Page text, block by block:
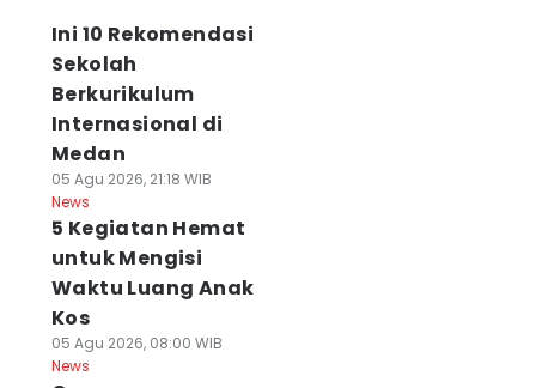
Ini 10 Rekomendasi
Sekolah
Berkurikulum
Internasional di
Medan
05 Agu 2026, 21:18 WIB
News
5 Kegiatan Hemat
untuk Mengisi
Waktu Luang Anak
Kos
05 Agu 2026, 08:00 WIB
News